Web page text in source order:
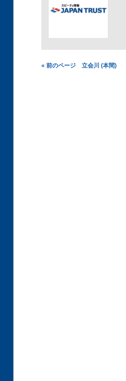
« 前のページ 立会川 (本間)